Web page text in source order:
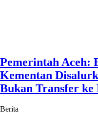
Pemerintah Aceh:
Kementan
Bukan Transfer ke
Berita